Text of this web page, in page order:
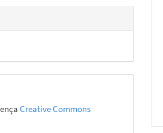
Creative Commons